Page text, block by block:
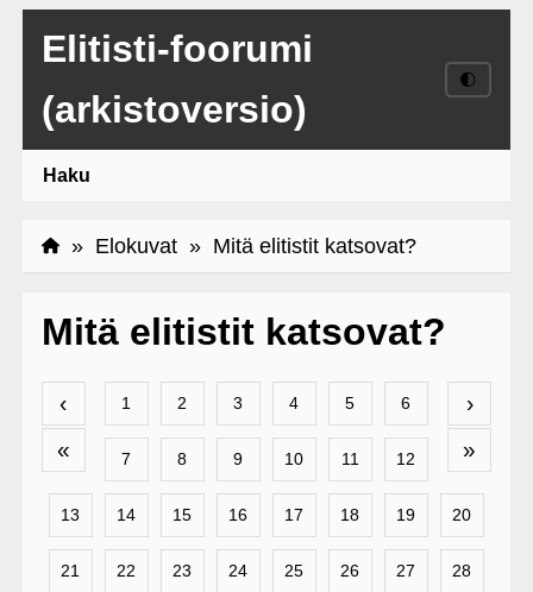
Elitisti-foorumi
(arkistoversio)
🌓
Haku
» Elokuvat» Mitä elitistit katsovat?
Mitä elitistit katsovat?
‹
«
›
»
1 2 3 4 5 6
7 8 9 10 11 12
13 14 15 16 17 18 19 20
21 22 23 24 25 26 27 28